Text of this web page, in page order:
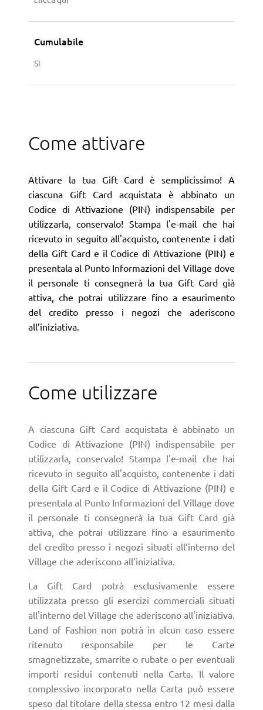
Cumulabile
Sì
Come attivare
Attivare la tua Gift Card è semplicissimo! A
ciascuna Gift Card acquistata è abbinato un
Codice di Attivazione (PIN) indispensabile per
utilizzarla, conservalo! Stampa l'e-mail che hai
ricevuto in seguito all'acquisto, contenente i dati
della Gift Card e il Codice di Attivazione (PIN) e
presentala al Punto Informazioni del Village dove
il personale ti consegnerà la tua Gift Card già
attiva, che potrai utilizzare fino a esaurimento
del credito presso i negozi che aderiscono
all’iniziativa.
Come utilizzare
A ciascuna Gift Card acquistata è abbinato un
Codice di Attivazione (PIN) indispensabile per
utilizzarla, conservalo! Stampa l'e-mail che hai
ricevuto in seguito all'acquisto, contenente i dati
della Gift Card e il Codice di Attivazione (PIN) e
presentala al Punto Informazioni del Village dove
il personale ti consegnerà la tua Gift Card già
attiva, che potrai utilizzare fino a esaurimento
del credito presso i negozi situati all’interno del
Village che aderiscono all’iniziativa.
La Gift Card potrà esclusivamente essere
utilizzata presso gli esercizi commerciali situati
all'interno del Village che aderiscono all'iniziativa.
Land of Fashion non potrà in alcun caso essere
ritenuto responsabile per le Carte
smagnetizzate, smarrite o rubate o per eventuali
importi residui contenuti nella Carta. Il valore
complessivo incorporato nella Carta può essere
speso dal titolare della stessa entro 12 mesi dalla